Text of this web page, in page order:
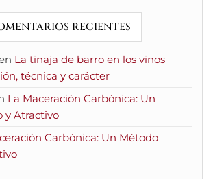
RECIENTES
La tinaja de barro en los vinos
técnica y carácter
La Maceración Carbónica: Un
y Atractivo
Carbónica: Un Método